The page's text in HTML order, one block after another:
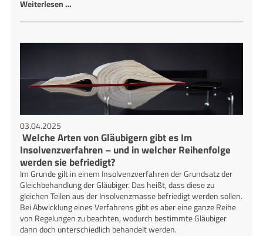
Weiterlesen …
03.04.2025
Welche Arten von Gläubigern gibt es Im
Insolvenzverfahren – und in welcher Reihenfolge
werden sie befriedigt?
Im Grunde gilt in einem Insolvenzverfahren der Grundsatz der
Gleichbehandlung der Gläubiger. Das heißt, dass diese zu
gleichen Teilen aus der Insolvenzmasse befriedigt werden sollen.
Bei Abwicklung eines Verfahrens gibt es aber eine ganze Reihe
von Regelungen zu beachten, wodurch bestimmte Gläubiger
dann doch unterschiedlich behandelt werden.